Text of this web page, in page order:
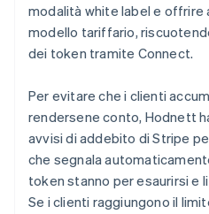
modalità white label e offrire
modello tariffario,
dei token tramite Connect.
Per evitare che i clienti
rendersene conto, Hodnett
avvisi di addebito di Stripe
che segnala
token stanno per esaurirsi e
Se i clienti raggiungono il